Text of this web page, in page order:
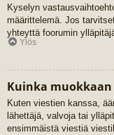
Kyselyn
määrittelemä. Jos
yhteyttä foorumin
Ylös
Kuinka
Kuten viestien kanssa,
lähettäjä, valvoja tai
ensimmäistä viestiä